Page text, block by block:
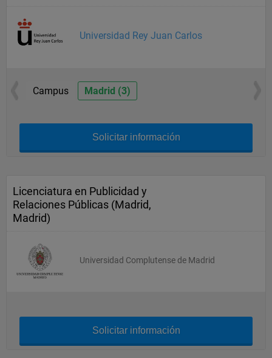
Universidad Rey Juan Carlos
Campus Madrid (3)
Solicitar información
Licenciatura en Publicidad y
Relaciones Públicas (Madrid,
Madrid)
Universidad Complutense de Madrid
Solicitar información